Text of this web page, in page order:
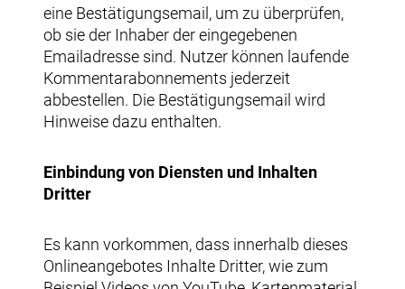
eine Bestätigungsemail, um zu überprüfen,
ob sie der Inhaber der eingegebenen
Emailadresse sind. Nutzer können laufende
Kommentarabonnements jederzeit
abbestellen. Die Bestätigungsemail wird
Hinweise dazu enthalten.
Einbindung von Diensten und Inhalten
Dritter
Es kann vorkommen, dass innerhalb dieses
Onlineangebotes Inhalte Dritter, wie zum